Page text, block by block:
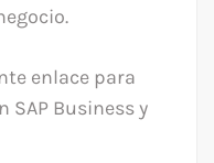
enlace para
SAP Business y